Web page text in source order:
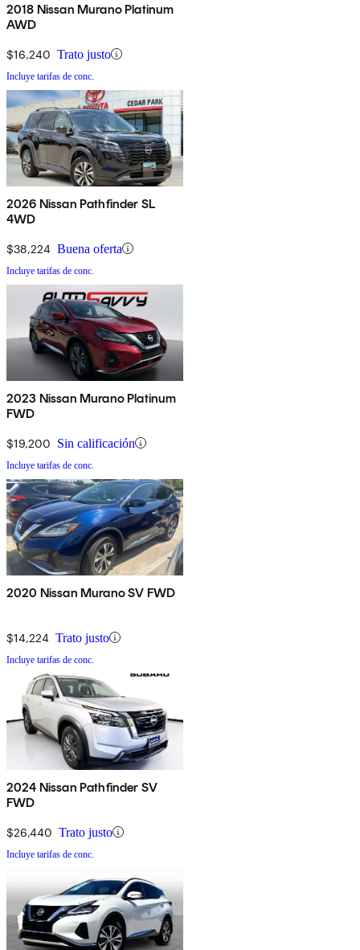
2018 Nissan Murano Platinum
AWD
$16,240 Trato justo
Incluye tarifas de conc.
2026 Nissan Pathfinder SL
4WD
$38,224 Buena oferta
Incluye tarifas de conc.
2023 Nissan Murano Platinum
FWD
$19,200 Sin calificación
Incluye tarifas de conc.
2020 Nissan Murano SV FWD
$14,224 Trato justo
Incluye tarifas de conc.
2024 Nissan Pathfinder SV
FWD
$26,440 Trato justo
Incluye tarifas de conc.